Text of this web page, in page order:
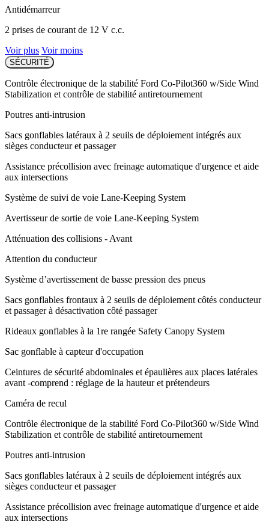
Antidémarreur
2 prises de courant de 12 V c.c.
Voir plus Voir moins
SÉCURITÉ
Contrôle électronique de la stabilité Ford Co-Pilot360 w/Side Wind
Stabilization et contrôle de stabilité antiretournement
Poutres anti-intrusion
Sacs gonflables latéraux à 2 seuils de déploiement intégrés aux
sièges conducteur et passager
Assistance précollision avec freinage automatique d'urgence et aide
aux intersections
Système de suivi de voie Lane-Keeping System
Avertisseur de sortie de voie Lane-Keeping System
Atténuation des collisions - Avant
Attention du conducteur
Système d’avertissement de basse pression des pneus
Sacs gonflables frontaux à 2 seuils de déploiement côtés conducteur
et passager à désactivation côté passager
Rideaux gonflables à la 1re rangée Safety Canopy System
Sac gonflable à capteur d'occupation
Ceintures de sécurité abdominales et épaulières aux places latérales
avant -comprend : réglage de la hauteur et prétendeurs
Caméra de recul
Contrôle électronique de la stabilité Ford Co-Pilot360 w/Side Wind
Stabilization et contrôle de stabilité antiretournement
Poutres anti-intrusion
Sacs gonflables latéraux à 2 seuils de déploiement intégrés aux
sièges conducteur et passager
Assistance précollision avec freinage automatique d'urgence et aide
aux intersections